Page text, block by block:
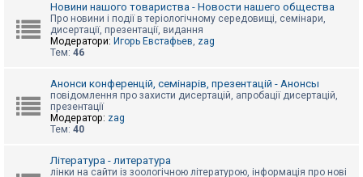
т
П
Новини нашого товариства - Новости нашего общества
Про новини і події в теріологічному середовищі, семінари,
дисертації, презентації, видання
Модератори: Игорь Евстафьев, zag
Тем: 46
Анонси конференцій, семінарів, презентацій - Анонсы
повідомлення про захисти дисертацій, апробації дисертацій,
презентації
Модератор: zag
Тем: 40
Література - литература
лінки на сайти із зоологічною літературою, інформація про нові